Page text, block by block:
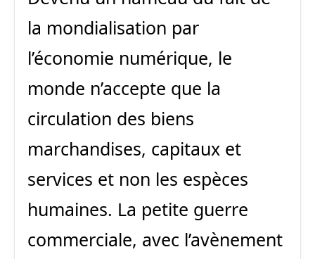
la mondialisation par
l’économie numérique, le
monde n’accepte que la
circulation des biens
marchandises, capitaux et
services et non les espèces
humaines. La petite guerre
commerciale, avec l’avènement